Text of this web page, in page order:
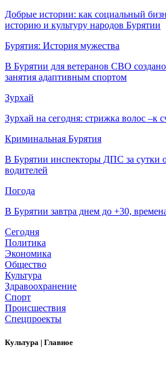
Добрые истории: как социальный
историю и культуру народов Бурятии
Бурятия: История мужества
В Бурятии для ветеранов СВО
занятия адаптивным спортом
Зурхай
Зурхай на сегодня: стрижка волос –к
Криминальная Бурятия
В Бурятии инспекторы ДПС за сутки
водителей
Погода
В Бурятии завтра днем до +30,
Сегодня
Политика
Экономика
Общество
Культура
Здравоохранение
Спорт
Происшествия
Спецпроекты
Культура | Главное